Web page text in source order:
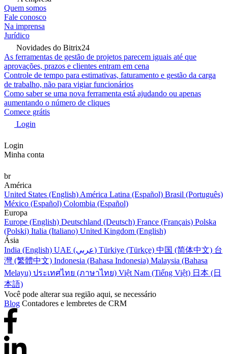
Quem somos
Fale conosco
Na imprensa
Jurídico
Novidades do Bitrix24
As ferramentas de gestão de projetos parecem iguais até que
aprovações, prazos e clientes entram em cena
Controle de tempo para estimativas, faturamento e gestão da carga
de trabalho, não para vigiar funcionários
Como saber se uma nova ferramenta está ajudando ou apenas
aumentando o número de cliques
Comece grátis
Login
Login
Minha conta
br
América
United States (English) América Latina (Español) Brasil (Português)
México (Español) Colombia (Español)
Europa
Europe (English) Deutschland (Deutsch) France (Français) Polska
(Polski) Italia (Italiano) United Kingdom (English)
Ásia
India (English)
UAE (عربي) Türkiye (Türkçe) 中国 (简体中文) 台
灣 (繁體中文) Indonesia (Bahasa Indonesia) Malaysia (Bahasa
Melayu) ประเทศไทย (ภาษาไทย) Việt Nam (Tiếng Việt) 日本 (日
本語)
Você pode alterar sua região aqui, se necessário
Blog Contadores e lembretes de CRM